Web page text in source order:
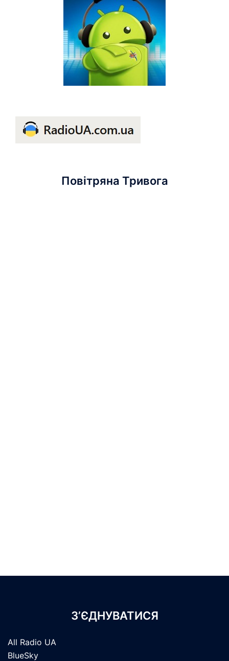
Повітряна Тривога
З’ЄДНУВАТИСЯ
All Radio UA
BlueSky